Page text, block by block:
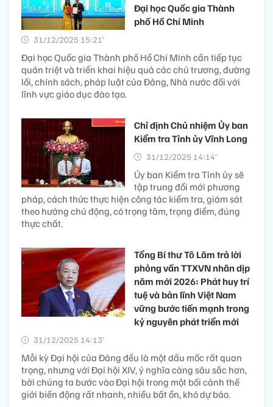
Đại học Quốc gia Thành
phố Hồ Chí Minh
31/12/2025 15:21’
Đại học Quốc gia Thành phố Hồ Chí Minh cần tiếp tục
quán triệt và triển khai hiệu quả các chủ trương, đường
lối, chính sách, pháp luật của Đảng, Nhà nước đối với
lĩnh vực giáo dục đào tạo.
Chỉ định Chủ nhiệm Ủy ban
Kiểm tra Tỉnh ủy Vĩnh Long
31/12/2025 14:14’
Ủy ban Kiểm tra Tỉnh ủy sẽ
tập trung đổi mới phương
pháp, cách thức thực hiện công tác kiểm tra, giám sát
theo hướng chủ động, có trọng tâm, trọng điểm, đúng
thực chất.
Tổng Bí thư Tô Lâm trả lời
phỏng vấn TTXVN nhân dịp
năm mới 2026: Phát huy trí
tuệ và bản lĩnh Việt Nam
vững bước tiến mạnh trong
kỷ nguyên phát triển mới
31/12/2025 14:13’
Mỗi kỳ Đại hội của Đảng đều là một dấu mốc rất quan
trọng, nhưng với Đại hội XIV, ý nghĩa càng sâu sắc hơn,
bởi chúng ta bước vào Đại hội trong một bối cảnh thế
giới biến động rất nhanh, nhiều bất ổn, khó dự báo.